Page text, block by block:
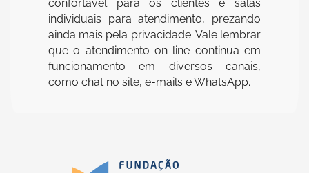
confortável para os clientes e salas
individuais para atendimento, prezando
ainda mais pela privacidade. Vale lembrar
que o atendimento on-line continua em
funcionamento em diversos canais,
como chat no site, e-mails e WhatsApp.